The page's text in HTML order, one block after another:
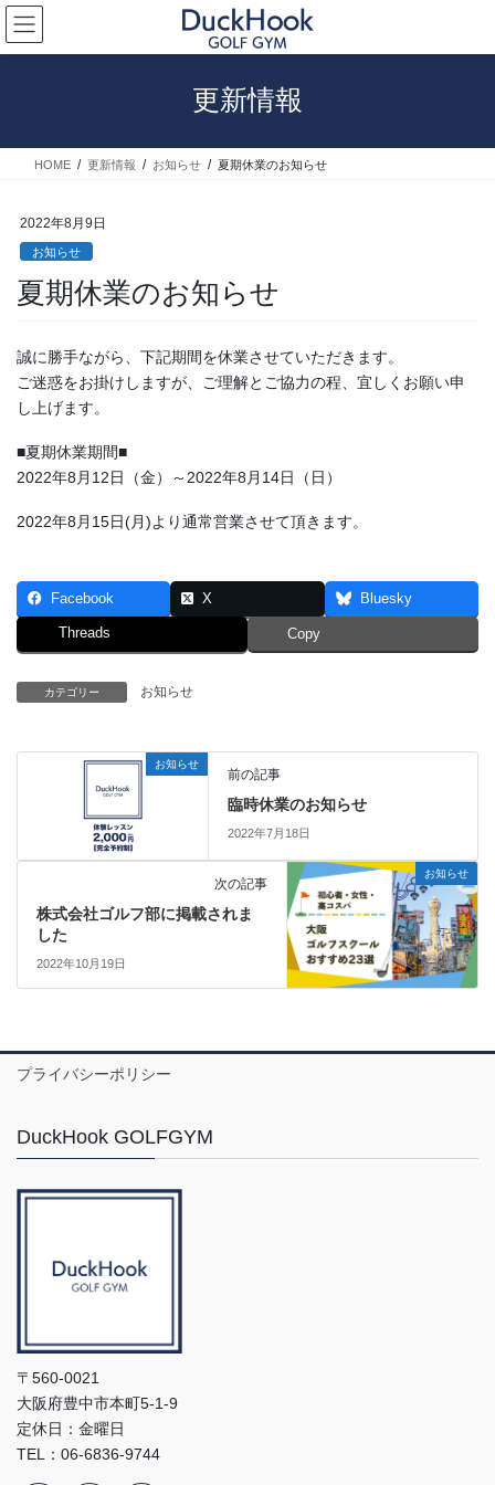
コ
ン
テ
ス
ナ
ビ
ゲ
ン
更新情報
HOME 更新情報 お知らせ 夏期休業のお知らせ
2022年8月9日
お知らせ
夏期休業のお知らせ
誠に勝手ながら、下記期間を休業させていただきます。
ご迷惑をお掛けしますが、ご理解とご協力の程、宜しくお願い申
し上げます。
■夏期休業期間■
2022年8月12日（金）～2022年8月14日（日）
2022年8月15日(月)より通常営業させて頂きます。
Facebook X Bluesky
Threads Copy
カテゴリー お知らせ
お知らせ
前の記事
臨時休業のお知らせ
2022年7月18日
お知らせ
次の記事
株式会社ゴルフ部に掲載されま
した
2022年10月19日
プライバシーポリシー
DuckHook GOLFGYM
〒560-0021
大阪府豊中市本町5-1-9
定休日：金曜日
TEL：06-6836-9744